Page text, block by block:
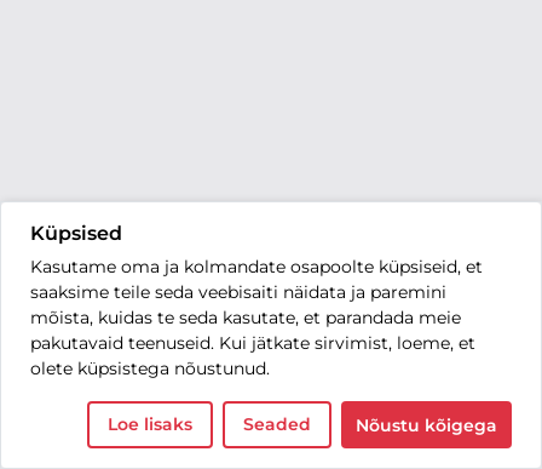
Küpsised
Kasutame oma ja kolmandate osapoolte küpsiseid, et
saaksime teile seda veebisaiti näidata ja paremini
mõista, kuidas te seda kasutate, et parandada meie
pakutavaid teenuseid. Kui jätkate sirvimist, loeme, et
olete küpsistega nõustunud.
Loe lisaks Seaded Nõustu kõigega